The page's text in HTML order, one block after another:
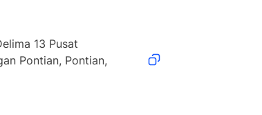
13 Pusat
Pontian, Pontian,